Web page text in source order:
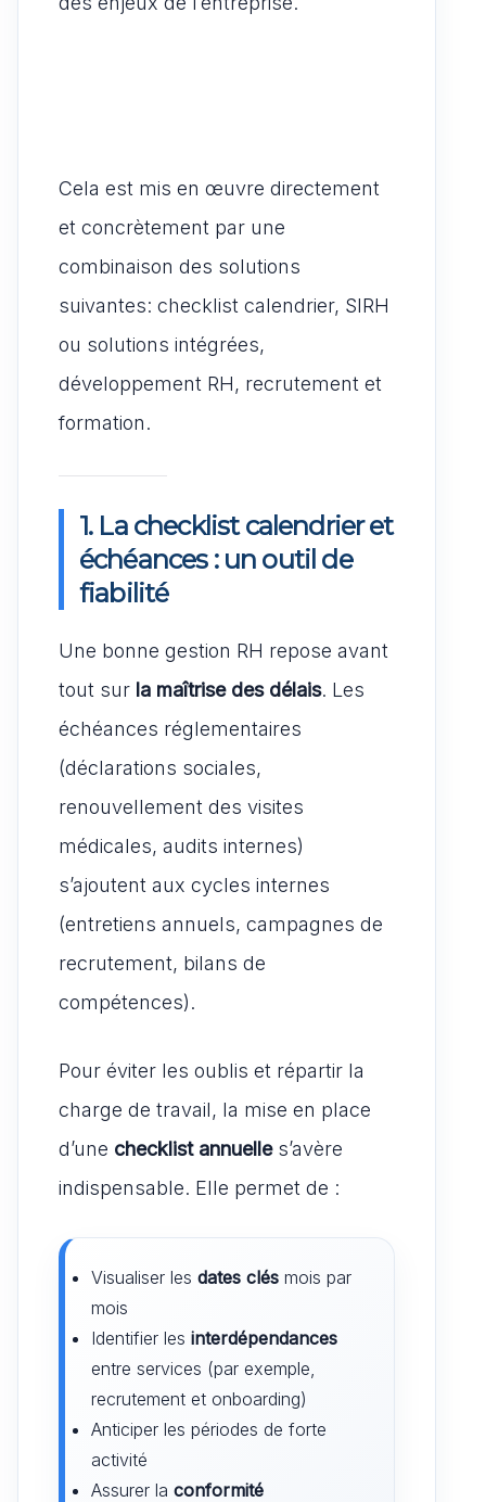
Cela est mis en œuvre directement
et concrètement par une
combinaison des solutions
suivantes: checklist calendrier, SIRH
ou solutions intégrées,
développement RH, recrutement et
formation.
1. La checklist calendrier et
échéances : un outil de
fiabilité
Une bonne gestion RH repose avant
tout sur la maîtrise des délais. Les
échéances réglementaires
(déclarations sociales,
renouvellement des visites
médicales, audits internes)
s’ajoutent aux cycles internes
(entretiens annuels, campagnes de
recrutement, bilans de
compétences).
Pour éviter les oublis et répartir la
charge de travail, la mise en place
d’une checklist annuelles’avère
indispensable. Elle permet de :
Visualiser les dates clés mois par
mois
Identifier les interdépendances
entre services (par exemple,
recrutement et onboarding)
Anticiper les périodes de forte
activité
Assurer la conformité